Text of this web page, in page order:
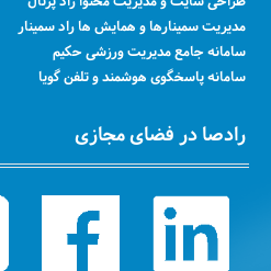
مدیریت سمینارها و همایش ها راد سمینار
سامانه جامع مدیریت ورزشی حکیم
سامانه پاسخگوی هوشمند و تلفن گویا
رادصا در فضای مجازی